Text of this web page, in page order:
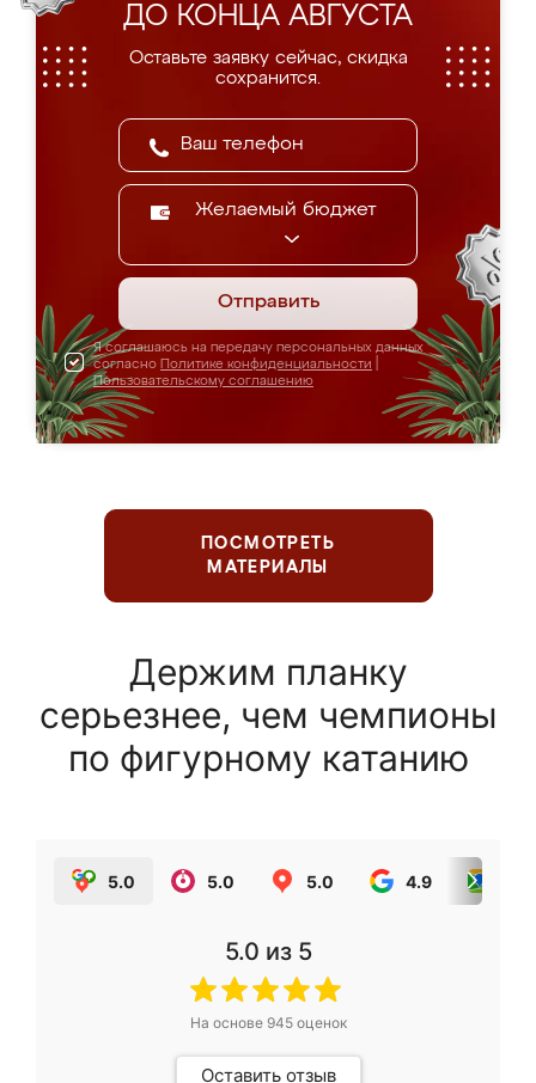
ДО КОНЦА АВГУСТА
Оставьте заявку сейчас, скидка
сохранится.
Желаемый бюджет
Отправить
Я соглашаюсь на передачу персональных данных
согласно Политике конфиденциальности
Пользовательскому соглашению
ПОСМОТРЕТЬ
МАТЕРИАЛЫ
Держим планку
серьезнее, чем чемпионы
по фигурному катанию
5.0 5.0 5.0 4.9
5.0 из 5
На основе 945оценок
Оставить отзыв